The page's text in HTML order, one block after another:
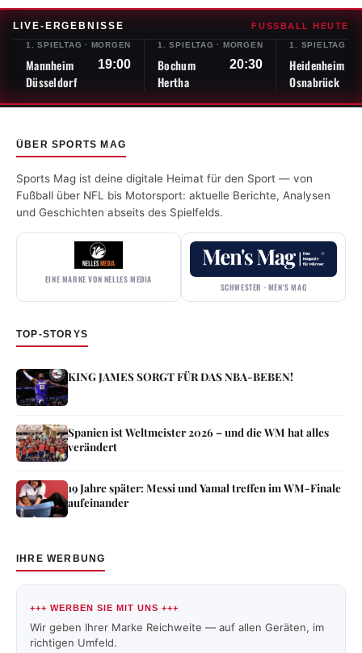
LIVE-ERGEBNISSE FUSSBALL HEUTE
1. SPIELTAG · MORGEN
Mannheim 19:00
Düsseldorf
1. SPIELTAG · MORGEN
Bochum 20:30
Hertha
1. SPIELTAG
Heidenheim
Osnabrück
ÜBER SPORTS MAG
Sports Mag ist deine digitale Heimat für den Sport — von
Fußball über NFL bis Motorsport: aktuelle Berichte, Analysen
und Geschichten abseits des Spielfelds.
EINE MARKE VON NELLES MEDIA
SCHWESTER · MEN’S MAG
TOP-STORYS
KING JAMES SORGT FÜR DAS NBA-BEBEN!
Spanien ist Weltmeister 2026 – und die WM hat alles
verändert
19 Jahre später: Messi und Yamal treffen im WM-Finale
aufeinander
IHRE WERBUNG
+++ WERBEN SIE MIT UNS +++
Wir geben Ihrer Marke Reichweite — auf allen Geräten, im
richtigen Umfeld.